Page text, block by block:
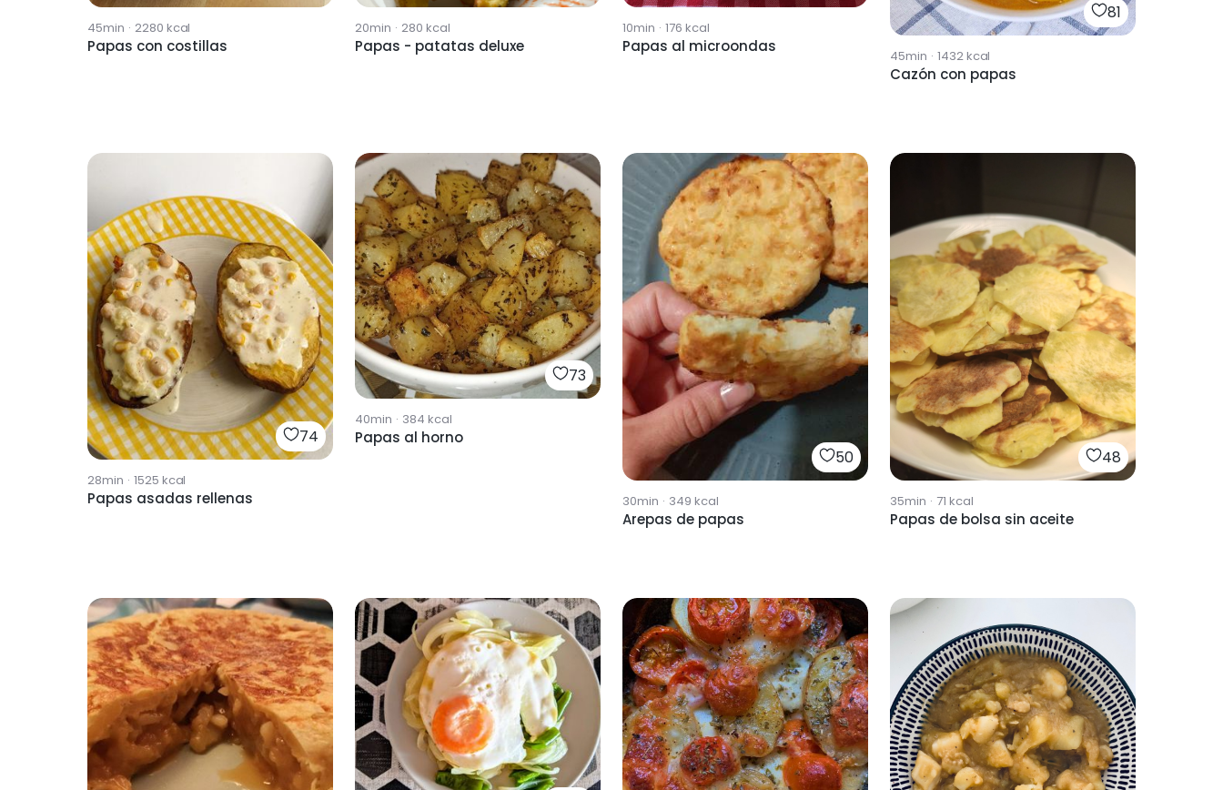
45min · 2280 kcal
Papas con costillas
20min · 280 kcal
Papas - patatas deluxe
10min · 176 kcal
Papas al microondas
81
45min · 1432kcal
Cazón con papas
74
28min · 1525 kcal
Papas asadas rellenas
73
40min · 384 kcal
Papas al horno
50
30min · 349 kcal
Arepas de papas
48
35min · 71 kcal
Papas de bolsa sin aceite